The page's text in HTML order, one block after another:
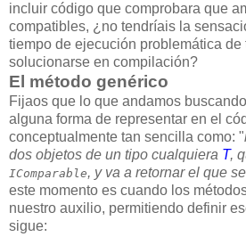
incluir código que comprobara que
compatibles, ¿no tendríais la
tiempo de ejecución problemática
solucionarse en compilación?
El método genérico
Fijaos que lo que andamos
alguna forma de representar en el
conceptualmente tan sencilla como: "
dos objetos de un tipo cualquiera T,
IComparable, y va a retornar el que
este momento es cuando los
nuestro auxilio, permitiendo definir
sigue: